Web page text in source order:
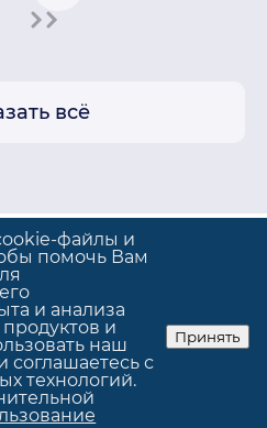
всё
cookie
Сделано вGrandUp
файлы и
помочь Вам
и анализа
и
наш
соглашаетесь с
технологий.
Принять